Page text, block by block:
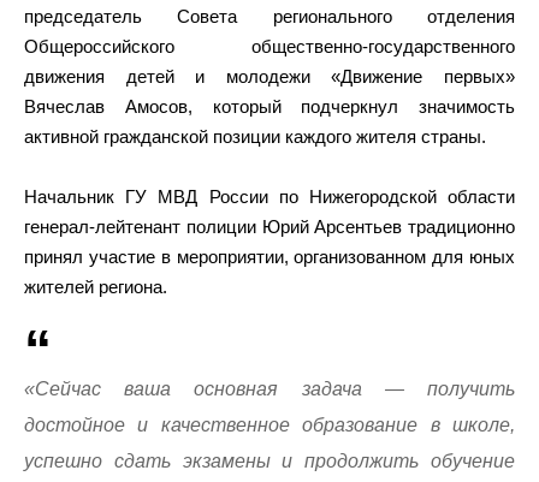
председатель Совета регионального отделения
Общероссийского общественно-государственного
движения детей и молодежи «Движение первых»
Вячеслав Амосов, который подчеркнул значимость
активной гражданской позиции каждого жителя страны.
Начальник ГУ МВД России по Нижегородской области
генерал-лейтенант полиции Юрий Арсентьев традиционно
принял участие в мероприятии, организованном для юных
жителей региона.
«Сейчас ваша основная задача — получить
достойное и качественное образование в школе,
успешно сдать экзамены и продолжить обучение